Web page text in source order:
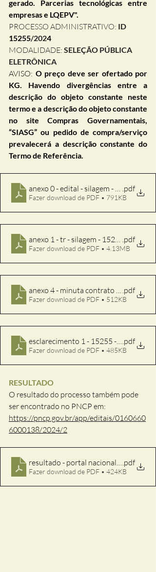
gerado. Parcerias tecnológicas entre
empresas e LQEPV".
PROCESSO ADMINISTRATIVO: ID
15255/2024
MODALIDADE: SELEÇÃO PÚBLICA
ELETRÔNICA
AVISO: O preço deve ser ofertado por
KG. Havendo divergências entre a
descrição do objeto constante neste
termo e a descrição do objeto constante
no site Compras Governamentais,
“SIASG” ou pedido de compra/serviço
prevalecerá a descrição constante do
Termo de Referência.
anexo 0 - edital - silagem - 15255
.pdf
Fazer download de PDF • 791KB
anexo 1 - tr - silagem - 15255.pdf
Fazer download de PDF • 4.13MB
anexo 4 - minuta contrato - silagem -
.pdf
Fazer download de PDF • 512KB
esclarecimento 1 - 15255 - 27-12-2024
.pdf
Fazer download de PDF • 485KB
RESULTADO
O resultado do processo também pode
ser encontrado no PNCP em:
https://pncp.gov.br/app/editais/0160660
6000138/2024/2
resultado - portal nacional de.pdf
Fazer download de PDF • 424KB